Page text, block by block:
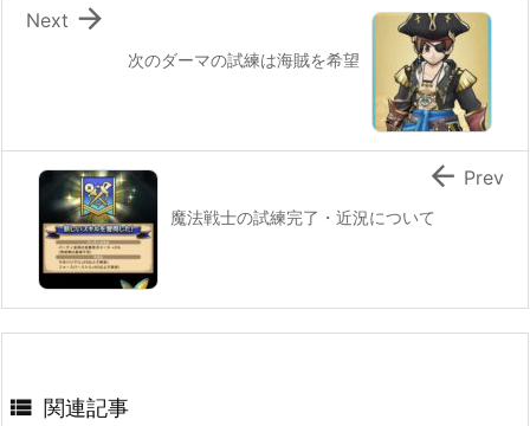
次のダーマの試練は海賊を希望

Next
魔法戦士の試練完了・近況について
 Prev
 関連記事